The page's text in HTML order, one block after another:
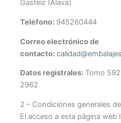
Gasteiz (Álava)
Teléfono: 945260444
Correo electrónico de
contacto:
Datos registrales: Tomo
2962
2 – Condiciones generales
El acceso a esta página web